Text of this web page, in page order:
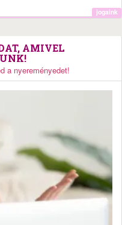
jogaink
AMIVEL
a nyereményedet!